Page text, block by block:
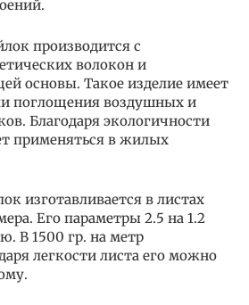
производится с
волокон и
основы. Такое изделие имеет
поглощения воздушных и
Благодаря экологичности
применяться в жилых
изготавливается в листах
Его параметры 2.5 на 1.2
В 1500 гр. на метр
легкости листа его можно